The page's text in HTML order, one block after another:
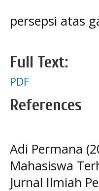
persepsi atas
Full Text:
PDF
References
Adi Permana
Mahasiswa
Jurnal Ilmiah